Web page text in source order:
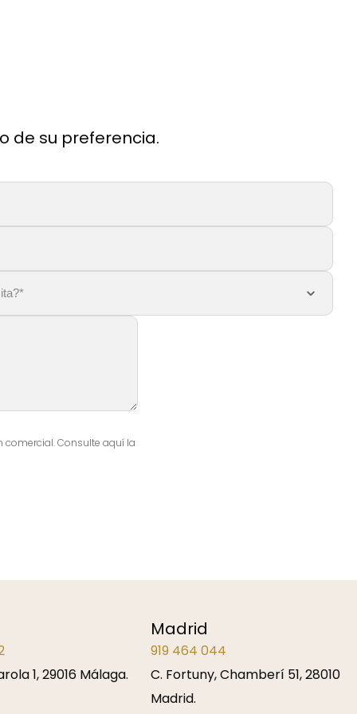
de su preferencia.
Consulte aquí la
1, 29016 Málaga.
Madrid
919 464 044
C. Fortuny, Chamberí 51, 28010
Madrid.